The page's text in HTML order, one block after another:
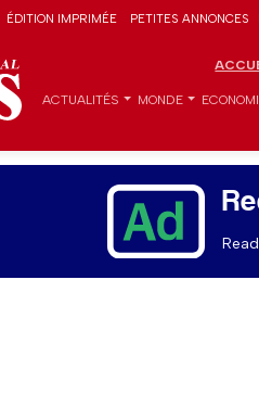
ÉDITION IMPRIMÉE PETITES ANNONCES
ACTUALITÉS MONDE